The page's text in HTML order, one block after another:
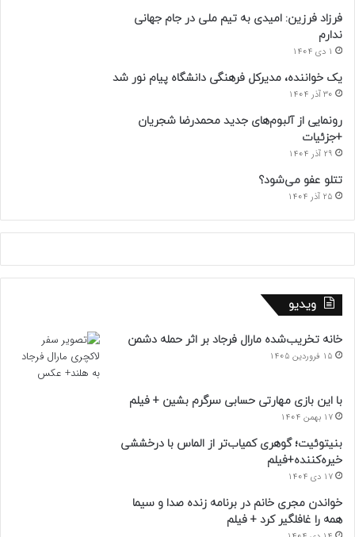
فرزاد فرزین: امیدی به تیم ملی در جام جهانی
ندارم
1 دی 1404
یک خواننده، مدیرکل فرهنگی دانشگاه پیام نور شد
30 آذر 1404
رونمایی از آلبوم‌های جدید محمدرضا شجریان
+جزئیات
29 آذر 1404
تتلو عفو می‌شود؟
25 آذر 1404
ویدیو
خانه تخریب‌شده مارال فرجاد بر اثر حمله دشمن
15 فروردین 1405
با این بازی مهارتی حسابی سرگرم بشین + فیلم
17 بهمن 1404
بنیتوئیت؛ گوهری کمیاب‌تر از الماس با درخششی
خیره‌کننده+فیلم
17 دی 1404
خواندن مجری خانم در برنامه زنده صدا و سیما
همه را غافلگیر کرد + فیلم